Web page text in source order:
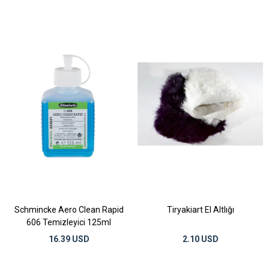
Schmincke Aero Clean Rapid
606 Temizleyici 125ml
16.39 USD
Tiryakiart El Altlığı
2.10 USD